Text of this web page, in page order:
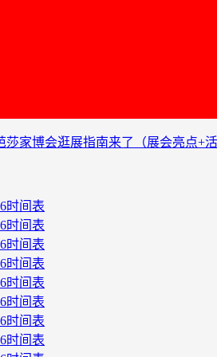
莎家博会逛展指南来了（展会亮点+
时间表
时间表
时间表
时间表
时间表
时间表
时间表
时间表